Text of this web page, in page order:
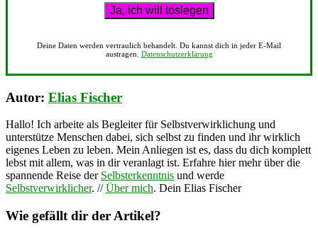
Deine Daten werden vertraulich behandelt. Du kannst dich in jeder E-Mail
austragen. Datenschutzerklärung
Autor: Elias Fischer
Hallo! Ich arbeite als Begleiter für Selbstverwirklichung und
unterstütze Menschen dabei, sich selbst zu finden und ihr wirklich
eigenes Leben zu leben. Mein Anliegen ist es, dass du dich komplett
lebst mit allem, was in dir veranlagt ist. Erfahre hier mehr über die
spannende Reise der Selbsterkenntnis und werde
Selbstverwirklicher. //Über mich. Dein Elias Fischer
Wie gefällt dir der Artikel?